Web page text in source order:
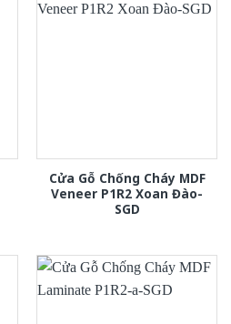
Cửa Gỗ Chống Cháy MDF
Veneer P1R2 Xoan Đào-
SGD